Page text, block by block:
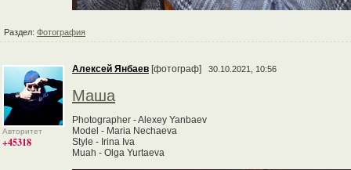
Раздел: Фотография
Авторитет
+45318
Алексей Янбаев [фотограф] 30.10.2021, 10:56
Маша
Photographer - Alexey Yanbaev
Model - Maria Nechaeva
Style - Irina Iva
Muah - Olga Yurtaeva